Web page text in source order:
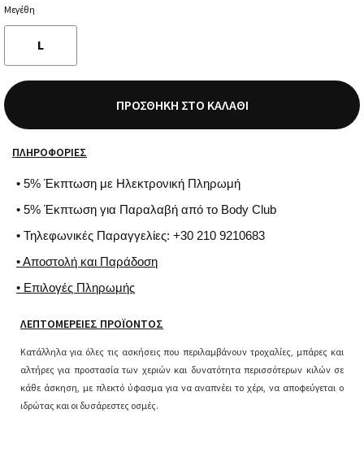
Μεγέθη
L
ΠΡΟΣΘΉΚΗ ΣΤΟ ΚΑΛΆΘΙ
ΠΛΗΡΟΦΟΡΊΕΣ
• 5% Έκπτωση με Ηλεκτρονική Πληρωμή
• 5% Έκπτωση για Παραλαβή από το Body Club
• Τηλεφωνικές Παραγγελίες: +30 210 9210683
• Αποστολή και Παράδοση
• Επιλογές Πληρωμής
ΛΕΠΤΟΜΈΡΕΙΕΣ ΠΡΟΪΌΝΤΟΣ
Kατάλληλα για όλες τις ασκήσεις που περιλαμβάνουν τροχαλίες, μπάρες και
αλτήρες για προστασία των χεριών και δυνατότητα περισσότερων κιλών σε
κάθε άσκηση, με πλεκτό ύφασμα για να αναπνέει το χέρι, να αποφεύγεται ο
ιδρώτας και οι δυσάρεστες οσμές.